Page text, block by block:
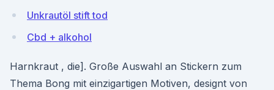
Unkrautöl stift tod
Cbd + alkohol
Harnkraut , die]. Große Auswahl an Stickern zum
Thema Bong mit einzigartigen Motiven, designt von